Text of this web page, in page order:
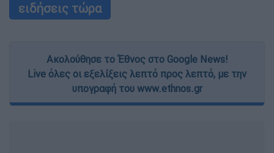
ειδήσεις τώρα
Ακολούθησε το Έθνος στο Google News!
Live όλες οι εξελίξεις λεπτό προς λεπτό, με την
υπογραφή του www.ethnos.gr